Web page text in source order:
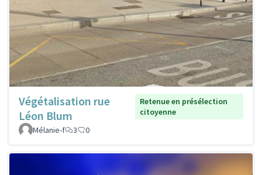
Végétalisation rue
Léon Blum
Retenue en présélection
citoyenne
Mélanie-f
3 0